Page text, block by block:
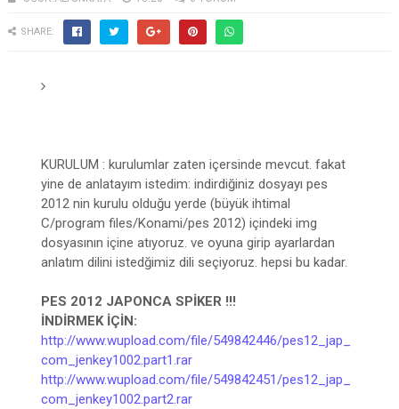
SHARE:
KURULUM : kurulumlar zaten içersinde mevcut. fakat
yine de anlatayım istedim: indirdiğiniz dosyayı pes
2012 nin kurulu olduğu yerde (büyük ihtimal
C/program files/Konami/pes 2012) içindeki img
dosyasının içine atıyoruz. ve oyuna girip ayarlardan
anlatım dilini istedğimiz dili seçiyoruz. hepsi bu kadar.
PES 2012 JAPONCA SPİKER !!!
İNDİRMEK İÇİN:
http://www.wupload.com/file/549842446/pes12_jap_
com_jenkey1002.part1.rar
http://www.wupload.com/file/549842451/pes12_jap_
com_jenkey1002.part2.rar